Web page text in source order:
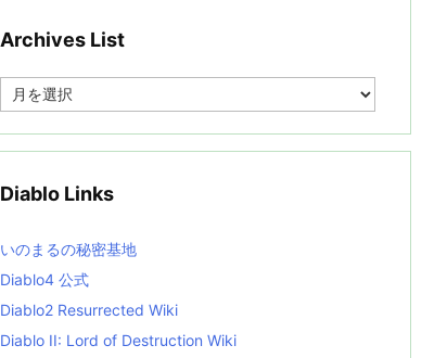
Archives List
e
i
s
t
Diablo Links
いのまるの秘密基地
Diablo4 公式
Diablo2 Resurrected Wiki
Diablo II: Lord of Destruction Wiki